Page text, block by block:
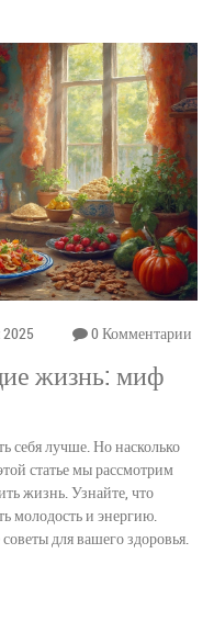
0 Комментарии
жизнь: миф
себя лучше. Но насколько
статье мы рассмотрим
жизнь. Узнайте, что
молодость и энергию.
для вашего здоровья.